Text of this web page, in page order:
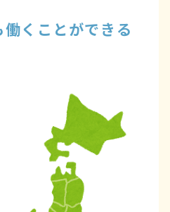
くことができる